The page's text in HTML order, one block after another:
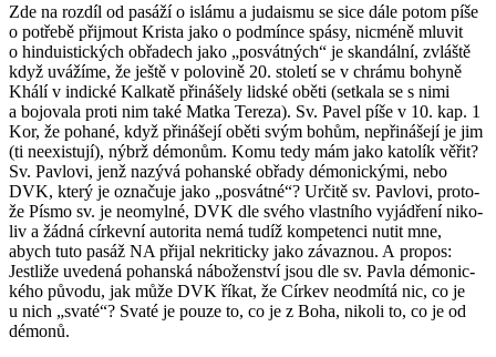
Zde na roz­díl od pa­sá­ží o is­lá­mu a judais­mu se sice dále potom píše
o po­tře­bě při­jmout Kris­ta jako o pod­mín­ce spásy, nicmé­ně mlu­vit
o hin­du­is­tic­kých ob­řa­dech jako „po­svát­ných“ je skan­dál­ní, zvláš­tě
když uvá­ží­me, že ještě v po­lo­vi­ně 20. sto­le­tí se v chrá­mu bo­hy­ně
Khálí v in­dic­ké Kalka­tě při­ná­še­ly lid­ské oběti (se­tka­la se s nimi
a bo­jo­va­la proti nim také Matka Te­re­za). Sv. Pavel píše v 10. kap. 1
Kor, že po­ha­né, když při­ná­še­jí oběti svým bohům, ne­při­ná­še­jí je jim
(ti ne­e­xis­tu­jí), nýbrž dé­mo­nům. Komu tedy mám jako ka­to­lík věřit?
Sv. Pav­lo­vi, jenž na­zý­vá po­han­ské ob­řa­dy dé­mo­nic­ký­mi, nebo
DVK, který je ozna­ču­je jako „po­svát­né“? Ur­či­tě sv. Pav­lo­vi, pro­to­
že Písmo sv. je ne­o­myl­né, DVK dle svého vlast­ní­ho vy­já­d­ře­ní ni­ko­
liv a žádná cír­kev­ní au­to­ri­ta nemá tudíž kom­pe­ten­ci nutit mne,
abych tuto pasáž NA při­jal ne­kri­tic­ky jako zá­vaz­nou. A pro­pos:
Jestli­že uve­de­ná po­han­ská ná­bo­žen­ství jsou dle sv. Pavla dé­mo­nic­
ké­ho pů­vo­du, jak může DVK říkat, že Cír­kev ne­od­mí­tá nic, co je
u nich „svaté“? Svaté je pouze to, co je z Boha, ni­ko­li to, co je od
dé­mo­nů.